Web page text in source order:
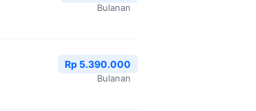
Bulanan
Rp 5.390.000
Bulanan